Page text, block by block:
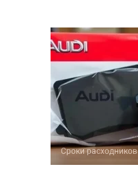
Сроки расходников